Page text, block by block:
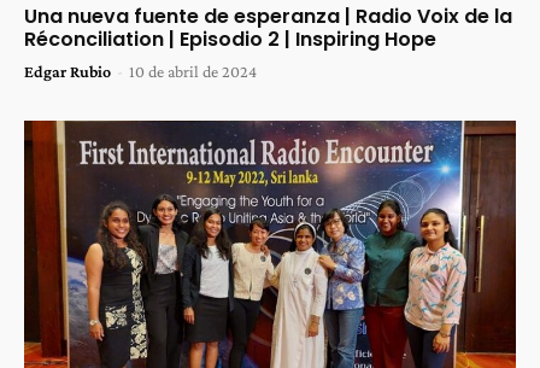
Una nueva fuente de esperanza | Radio Voix de la
Réconciliation | Episodio 2 | Inspiring Hope
Edgar Rubio - 10 de abril de 2024